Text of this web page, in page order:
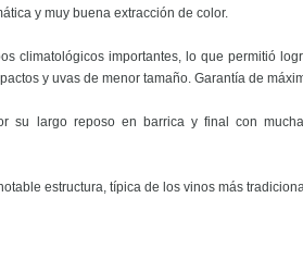
y muy buena extracción de color.
climatológicos importantes, lo que permitió
y uvas de menor tamaño. Garantía de
su largo reposo en barrica y final con
estructura, típica de los vinos más